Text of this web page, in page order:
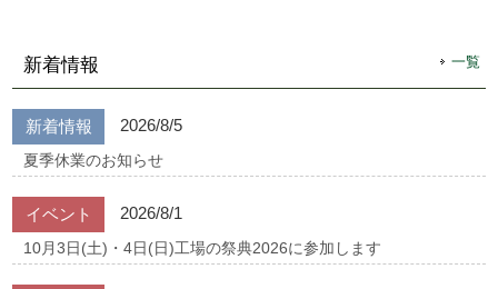
新着情報 一覧
新着情報 2026/8/5
夏季休業のお知らせ
イベント 2026/8/1
10月3日(土)・4日(日)工場の祭典2026に参加します